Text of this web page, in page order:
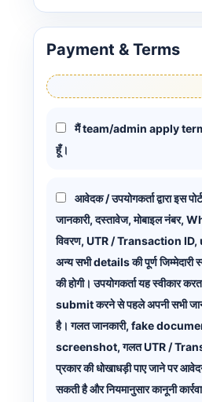
Payment & Terms
मैं team/admin apply
हूँ।
आवेदक / उपयोगकर्ता द्वारा इस
जानकारी, दस्तावेज, मोबाइल नंबर,
विवरण, UTR / Transaction
अन्य सभी details की पूर्ण जिम्मेदारी
की होगी। उपयोगकर्ता यह स्वीकार
submit करने से पहले अपनी सभी
है। गलत जानकारी, fake
screenshot, गलत UTR /
प्रकार की धोखाधड़ी पाए जाने पर
सकती है और नियमानुसार कानूनी